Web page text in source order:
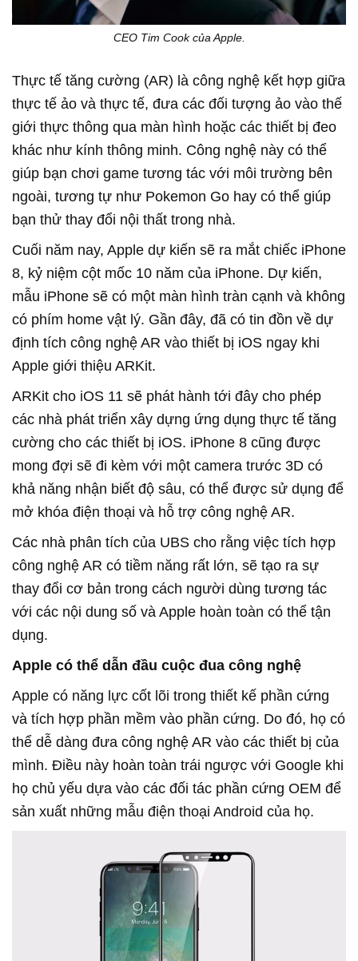
CEO Tim Cook của Apple.
Thực tế tăng cường (AR) là công nghệ kết hợp giữa
thực tế ảo và thực tế, đưa các đối tượng ảo vào thế
giới thực thông qua màn hình hoặc các thiết bị đeo
khác như kính thông minh. Công nghệ này có thể
giúp bạn chơi game tương tác với môi trường bên
ngoài, tương tự như Pokemon Go hay có thể giúp
bạn thử thay đổi nội thất trong nhà.
Cuối năm nay, Apple dự kiến sẽ ra mắt chiếc iPhone
8, kỷ niệm cột mốc 10 năm của iPhone. Dự kiến,
mẫu iPhone sẽ có một màn hình tràn cạnh và không
có phím home vật lý. Gần đây, đã có tin đồn về dự
định tích công nghệ AR vào thiết bị iOS ngay khi
Apple giới thiệu ARKit.
ARKit cho iOS 11 sẽ phát hành tới đây cho phép
các nhà phát triển xây dựng ứng dụng thực tế tăng
cường cho các thiết bị iOS. iPhone 8 cũng được
mong đợi sẽ đi kèm với một camera trước 3D có
khả năng nhận biết độ sâu, có thể được sử dụng để
mở khóa điện thoại và hỗ trợ công nghệ AR.
Các nhà phân tích của UBS cho rằng việc tích hợp
công nghệ AR có tiềm năng rất lớn, sẽ tạo ra sự
thay đổi cơ bản trong cách người dùng tương tác
với các nội dung số và Apple hoàn toàn có thể tận
dụng.
Apple có thể dẫn đầu cuộc đua công nghệ
Apple có năng lực cốt lõi trong thiết kế phần cứng
và tích hợp phần mềm vào phần cứng. Do đó, họ có
thể dễ dàng đưa công nghệ AR vào các thiết bị của
mình. Điều này hoàn toàn trái ngược với Google khi
họ chủ yếu dựa vào các đối tác phần cứng OEM để
sản xuất những mẫu điện thoại Android của họ.